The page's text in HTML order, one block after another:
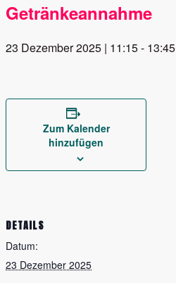
Getränkeannahme
23 Dezember 2025 | 11:15- 13:45
Zum Kalender
hinzufügen
DETAILS
Datum:
23 Dezember 2025